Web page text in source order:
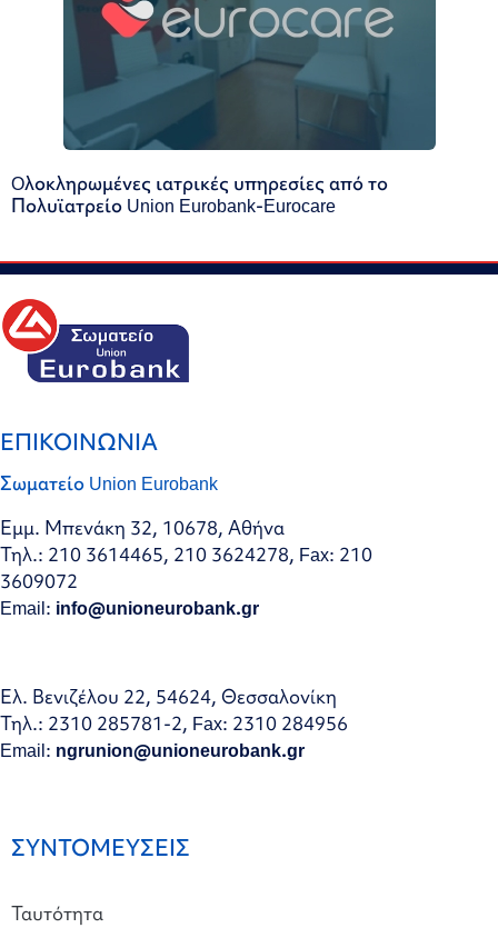
Oλοκληρωμένες ιατρικές υπηρεσίες από το
Πολυϊατρείο Union Eurobank-Eurocare
ΕΠΙΚΟΙΝΩΝΙΑ
Σωματείο Union Eurobank
Εμμ. Μπενάκη 32, 10678, Αθήνα
Τηλ.: 210 3614465, 210 3624278, Fax: 210
3609072
Email: info@unioneurobank.gr
Ελ. Βενιζέλου 22, 54624, Θεσσαλονίκη
Τηλ.: 2310 285781-2, Fax: 2310 284956
Email: ngrunion@unioneurobank.gr
ΣΥΝΤΟΜΕΥΣΕΙΣ
Ταυτότητα